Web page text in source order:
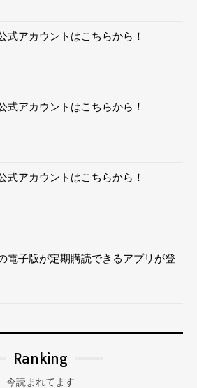
式アカウントはこちらから！
式アカウントはこちらから！
式アカウントはこちらから！
電子版が定期購読できるアプリが登
Ranking
今読まれてます